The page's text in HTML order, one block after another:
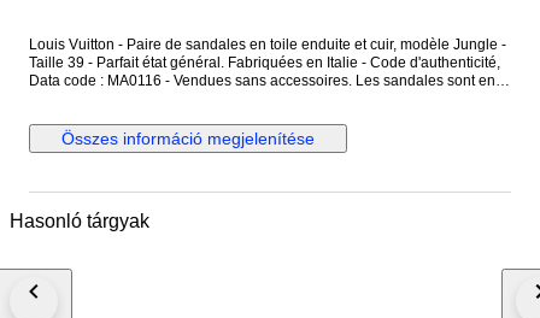
Louis Vuitton - Paire de sandales en toile enduite et cuir, modèle Jungle -
Taille 39 - Parfait état général. Fabriquées en Italie - Code d'authenticité,
Data code : MA0116 - Vendues sans accessoires. Les sandales sont en
rose uni - Les sandales se ferment avec une boucle en métal argenté.
Dimensions : Hauteur totale au talon 9,3 cm - Largeur à plat 10 cm -
cm - Hauteur du talon 3,4 cm. Les sandales sont en parfait état général,
Összes információ megjelenítése
Hasonló tárgyak